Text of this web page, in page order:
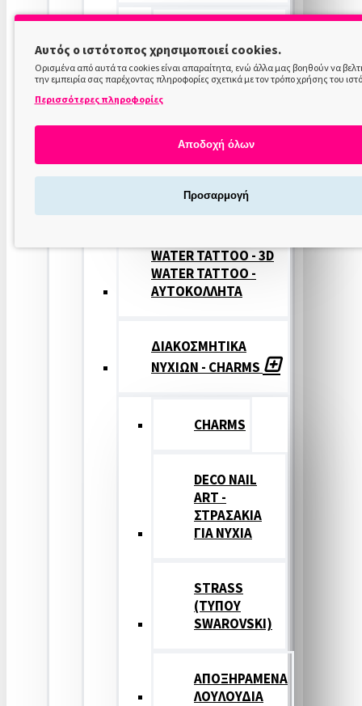
COLOR
ΝΥΧΙΩΝ
ΣΦΡΑΓΙΔΕΣ
ΝΥΧΙΩΝ
WATER TATTOO - 3D
WATER TATTOO -
ΑΥΤΟΚΟΛΛΗΤΑ
ΔΙΑΚΟΣΜΗΤΙΚΑ
ΝΥΧΙΩΝ - CHARMS
CHARMS
DECO NAIL
ART -
ΣΤΡΑΣΑΚΙΑ
ΓΙΑ ΝΥΧΙΑ
STRASS
(ΤΥΠΟΥ
SWAROVSKI)
ΑΠΟΞΗΡΑΜΕΝΑ
ΛΟΥΛΟΥΔΙΑ
Αυτός ο ιστότοπος χρησιμοποιεί cookies.
Ορισμένα από αυτά τα cookies είναι απαραίτητα, ενώ άλλα μας βοηθούν να
την εμπειρία σας παρέχοντας πληροφορίες σχετικά με τον τρόπο χρήσης του
Περισσότερες πληροφορίες
Αποδοχή όλων
Προσαρμογή